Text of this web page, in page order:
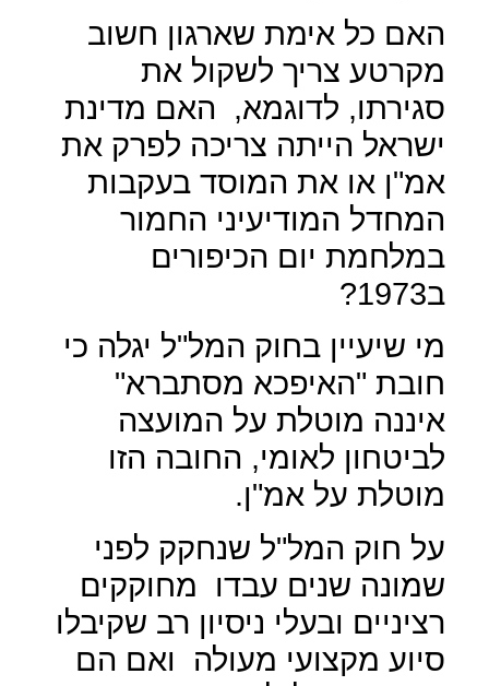
האם כל אימת שארגון חשוב
מקרטע צריך לשקול את
סגירתו, לדוגמא,
האם מדינת
ישראל הייתה צריכה לפרק את
אמ"ן או את המוסד בעקבות
המחדל המודיעיני החמור
במלחמת יום הכיפורים
ב1973?
מי שיעיין בחוק המל"ל יגלה כי
חובת "האיפכא מסתברא"
איננה מוטלת על המועצה
לביטחון לאומי, החובה הזו
מוטלת על אמ"ן.
על חוק המל"ל שנחקק לפני
שמונה שנים עבדו
מחוקקים
רציניים ובעלי ניסיון רב שקיבלו
סיוע מקצועי מעולה
ואם הם